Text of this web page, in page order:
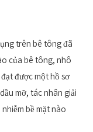
trên bê tông đã
của bê tông, nhô
được một hồ sơ
mỡ, tác nhân giải
bề mặt nào